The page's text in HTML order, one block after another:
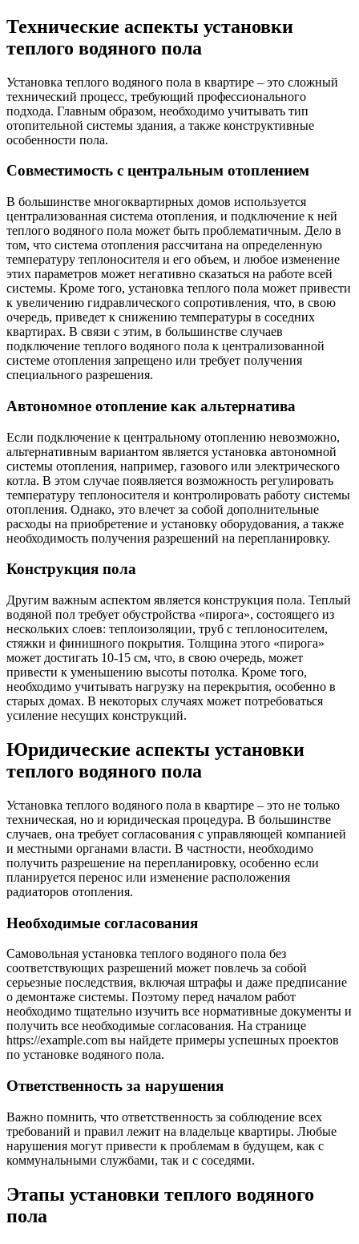
Технические аспекты установки
теплого водяного пола
Установка теплого водяного пола в квартире – это сложный
технический процесс, требующий профессионального
подхода. Главным образом, необходимо учитывать тип
отопительной системы здания, а также конструктивные
особенности пола.
Совместимость с центральным отоплением
В большинстве многоквартирных домов используется
централизованная система отопления, и подключение к ней
теплого водяного пола может быть проблематичным. Дело в
том, что система отопления рассчитана на определенную
температуру теплоносителя и его объем, и любое изменение
этих параметров может негативно сказаться на работе всей
системы. Кроме того, установка теплого пола может привести
к увеличению гидравлического сопротивления, что, в свою
очередь, приведет к снижению температуры в соседних
квартирах. В связи с этим, в большинстве случаев
подключение теплого водяного пола к централизованной
системе отопления запрещено или требует получения
специального разрешения.
Автономное отопление как альтернатива
Если подключение к центральному отоплению невозможно,
альтернативным вариантом является установка автономной
системы отопления, например, газового или электрического
котла. В этом случае появляется возможность регулировать
температуру теплоносителя и контролировать работу системы
отопления. Однако, это влечет за собой дополнительные
расходы на приобретение и установку оборудования, а также
необходимость получения разрешений на перепланировку.
Конструкция пола
Другим важным аспектом является конструкция пола. Теплый
водяной пол требует обустройства «пирога», состоящего из
нескольких слоев: теплоизоляции, труб с теплоносителем,
стяжки и финишного покрытия. Толщина этого «пирога»
может достигать 10-15 см, что, в свою очередь, может
привести к уменьшению высоты потолка. Кроме того,
необходимо учитывать нагрузку на перекрытия, особенно в
старых домах. В некоторых случаях может потребоваться
усиление несущих конструкций.
Юридические аспекты установки
теплого водяного пола
Установка теплого водяного пола в квартире – это не только
техническая, но и юридическая процедура. В большинстве
случаев, она требует согласования с управляющей компанией
и местными органами власти. В частности, необходимо
получить разрешение на перепланировку, особенно если
планируется перенос или изменение расположения
радиаторов отопления.
Необходимые согласования
Самовольная установка теплого водяного пола без
соответствующих разрешений может повлечь за собой
серьезные последствия, включая штрафы и даже предписание
о демонтаже системы. Поэтому перед началом работ
необходимо тщательно изучить все нормативные документы и
получить все необходимые согласования. На странице
https://example.com вы найдете примеры успешных проектов
по установке водяного пола.
Ответственность за нарушения
Важно помнить, что ответственность за соблюдение всех
требований и правил лежит на владельце квартиры. Любые
нарушения могут привести к проблемам в будущем, как с
коммунальными службами, так и с соседями.
Этапы установки теплого водяного
пола